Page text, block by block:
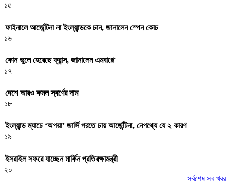
১৫
ফাইনালে আর্জেন্টিনা না ইংল্যান্ডকে চান, জানালেন স্পেন কোচ
১৬
কোন ভুলে হেরেছে ফ্রান্স, জানালেন এমবাপ্পে
১৭
দেশে আরও কমল স্বর্ণের দাম
১৮
ইংল্যান্ড ম্যাচে ‘অপয়া’ জার্সি পরতে চায় আর্জেন্টিনা, নেপথ্যে যে ২ কারণ
১৯
ইসরাইল সফরে যাচ্ছেন মার্কিন প্রতিরক্ষামন্ত্রী
২০
সর্বশেষ সব খবর